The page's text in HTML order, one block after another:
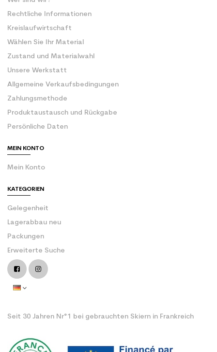
Rechtliche Informationen
Kreislaufwirtschaft
Wählen Sie Ihr Material
Zustand und Materialwahl
Unsere Werkstatt
Allgemeine Verkaufsbedingungen
Zahlungsmethode
Produktaustausch und Rückgabe
Persönliche Daten
MEIN KONTO
Mein Konto
KATEGORIEN
Gelegenheit
Lagerabbau neu
Packungen
Erweiterte Suche
Seit 30 Jahren Nr°1 bei gebrauchten Skiern in Frankreich